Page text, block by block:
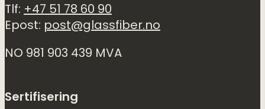
Tlf:+47 51 78 60 90
Epost: post@glassfiber.no
NO 981 903 439 MVA
Sertifisering